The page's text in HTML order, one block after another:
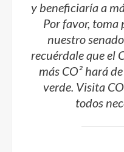
y beneficiaría a
Por favor, toma
nuestro
recuérdale que el
más CO² hará
verde. Visita
todos